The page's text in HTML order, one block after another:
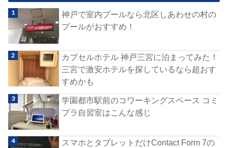
神戸で室内プールなら北区しあわせの村の
プールがおすすめ！
カプセルホテル 神戸三宮に泊まってみた！
三宮で激安ホテルを探しているなら超おす
すめかも
学園都市駅前のコワーキングスペース コミ
プラ自習室はこんな感じ
スマホとタブレットだけContact Form 7の